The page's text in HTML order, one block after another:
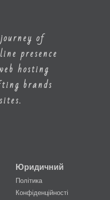
of
presence
hosting
brands
Юридичний
Політика
Конфіденційності
العربية
简体中文
हिन्दी